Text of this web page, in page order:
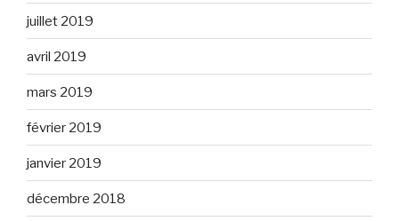
juillet 2019
avril 2019
mars 2019
février 2019
janvier 2019
décembre 2018